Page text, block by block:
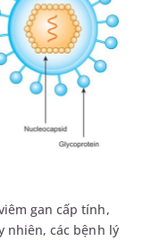
gan cấp tính,
nhiên, các bệnh lý